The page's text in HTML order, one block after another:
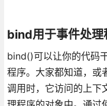
bind用于事件处理
bind()可以让你的代码
程序。大家都知道，或
调用时，它访问的上下